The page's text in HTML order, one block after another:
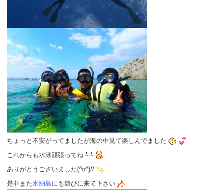
ちょっと不安がってましたが海の中見て楽しんでました
これからも水泳頑張ってね
ありがとうございました(^o^)//
是非また水納島にも遊びに来て下さい